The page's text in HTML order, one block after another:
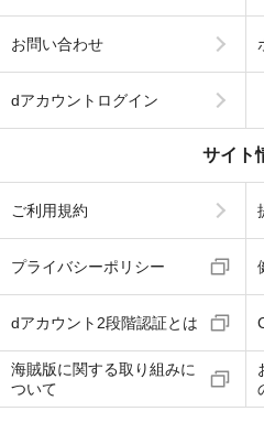
お問い合わせ
dアカウントログイン
サイト
ご利用規約
プライバシーポリシー
dアカウント2段階認証とは
海賊版に関する取り組みに
ついて